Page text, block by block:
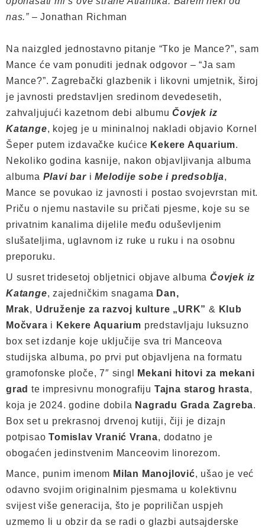
nas.” – Jonathan Richman
Na naizgled jednostavno pitanje “Tko je Mance?”, sam
Mance će vam ponuditi jednak odgovor – “Ja sam
Mance?”. Zagrebački glazbenik i likovni umjetnik, široj
je javnosti predstavljen sredinom devedesetih,
zahvaljujući kazetnom debi albumuČovjek iz
Katange, kojeg je u mininalnoj nakladi objavio Kornel
Šeper putem izdavačke kućice Kekere Aquarium.
Nekoliko godina kasnije, nakon objavljivanja albuma
albuma Plavi bariMelodije sobe i predsoblja,
Mance se povukao iz javnosti i postao svojevrstan mit.
Priču o njemu nastavile su pričati pjesme, koje su se
privatnim kanalima dijelile među oduševljenim
slušateljima, uglavnom iz ruke u ruku i na osobnu
preporuku.
U susret tridesetoj obljetnici objave albuma Čovjek iz
Katange, zajedničkim snagama Dan,
Mrak, Udruženje za razvoj kulture „URK” & Klub
Močvara i Kekere Aquarium predstavljaju luksuzno
box set izdanje koje uključije sva tri Manceova
studijska albuma, po prvi put objavljena na formatu
gramofonske ploče, 7″ singl
Mekani hitovi za mekani
grad te impresivnu monografiju Tajna starog hrasta,
koja je 2024. godine dobila Nagradu Grada Zagreba.
Box set u prekrasnoj drvenoj kutiji, čiji je dizajn
potpisaoTomislav Vranić Vrana, dodatno je
obogaćen jedinstvenim Manceovim linorezom.
Mance, punim imenom Milan Manojlović, ušao je već
odavno svojim originalnim pjesmama u kolektivnu
svijest više generacija, što je popriličan uspjeh
uzmemo li u obzir da se radi o glazbi autsajderske